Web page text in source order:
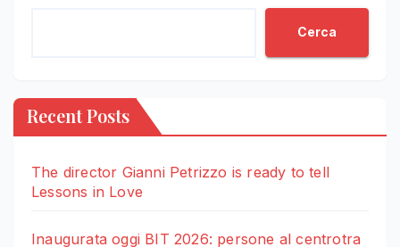
Cerca
Recent Posts
The director Gianni Petrizzo is ready to tell
Lessons in Love
Inaugurata oggi BIT 2026: persone al centrotra